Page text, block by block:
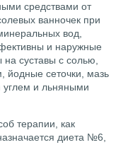
средствами от
ванночек при
вод,
и наружные
суставы с солью,
йодные сеточки, мазь
углем и льняными
терапии, как
диета №6,